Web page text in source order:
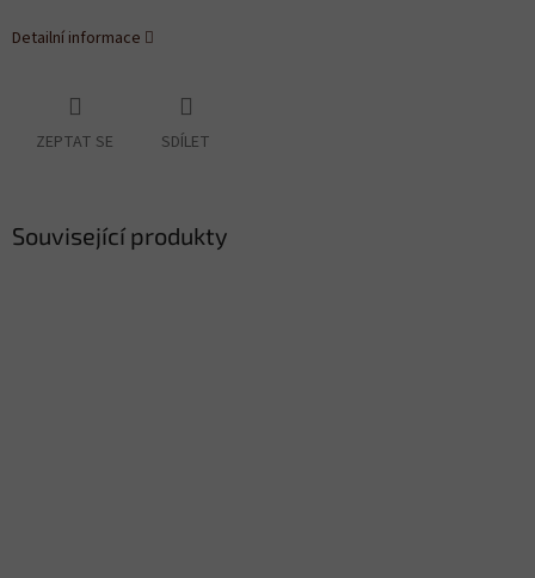
Detailní informace
ZEPTAT SE SDÍLET
Související produkty